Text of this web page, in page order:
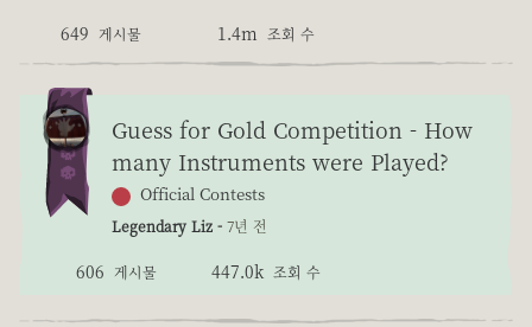
649 게시물 1.4m 조회 수
Guess for Gold Competition - How
many Instruments were Played?
Official Contests
Legendary Liz - 7년 전
606 게시물 447.0k 조회 수